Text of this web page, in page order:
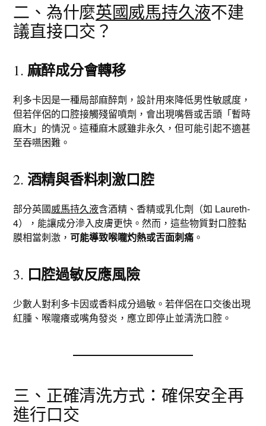
二、為什麼英國威馬持久液不建
議直接口交？
1. 麻醉成分會轉移
利多卡因是一種局部麻醉劑，設計用來降低男性敏感度，
但若伴侶的口腔接觸殘留噴劑，會出現嘴唇或舌頭「暫時
麻木」的情況。這種麻木感雖非永久，但可能引起不適甚
至吞嚥困難。
2. 酒精與香料刺激口腔
部分英國威馬持久液含酒精、香精或乳化劑（如 Laureth-
4），能讓成分滲入皮膚更快。然而，這些物質對口腔黏
膜相當刺激，可能導致喉嚨灼熱或舌面刺痛 。
3. 口腔過敏反應風險
少數人對利多卡因或香料成分過敏。若伴侶在口交後出現
紅腫、喉嚨癢或嘴角發炎，應立即停止並清洗口腔。
三、正確清洗方式：確保安全再
進行口交